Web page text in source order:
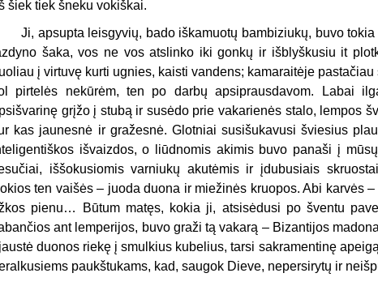
šiek tiek šneku vokiškai.
apsupta leisgyvių, bado iškamuotų bambiziukų, buvo tokia
šaka, vos ne vos atslinko iki gonkų ir išblyškusiu it
į virtuvę kurti ugnies, kaisti vandens; kamaraitėje
pirtelės nekūrėm, ten po darbų apsiprausdavom. Labai
grįžo į stubą ir susėdo prie vakarienės stalo, lempos
kas jaunesnė ir gražesnė. Glotniai susišukavusi šviesius
išvaizdos, o liūdnomis akimis buvo panaši į
iššokusiomis varniukų akutėmis ir įdubusiais
ten vaišės – juoda duona ir miežinės kruopos. Abi karvės
pienu… Būtum matęs, kokia ji, atsisėdusi po šventu
ant lemperijos, buvo graži tą vakarą – Bizantijos
duonos riekę į smulkius kubelius, tarsi sakramentinę
paukštukams, kad, saugok Dieve, nepersirytų ir